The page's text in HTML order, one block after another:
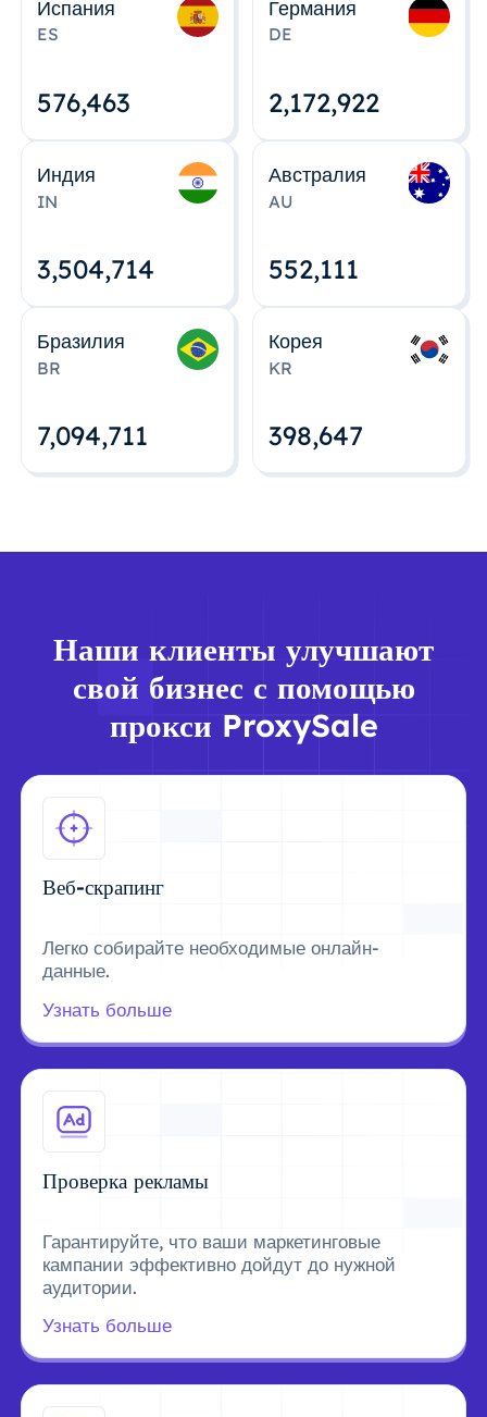
Испания
ES
576,463
Германия
DE
2,172,922
Индия
IN
3,504,715
Австралия
AU
552,112
Бразилия
BR
7,094,712
Корея
KR
398,648
Наши клиенты улучшают
свой бизнес с помощью
прокси ProxySale
Веб-скрапинг
Легко собирайте необходимые онлайн-
данные.
Узнать больше
Проверка рекламы
Гарантируйте, что ваши маркетинговые
кампании эффективно дойдут до нужной
аудитории.
Узнать больше